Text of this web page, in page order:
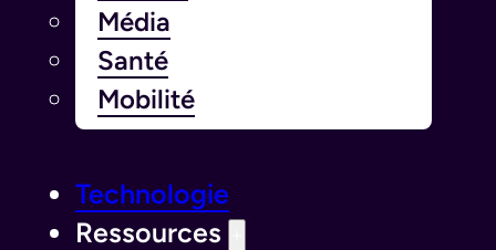
Média
Santé
Mobilité
Technologie
Ressources